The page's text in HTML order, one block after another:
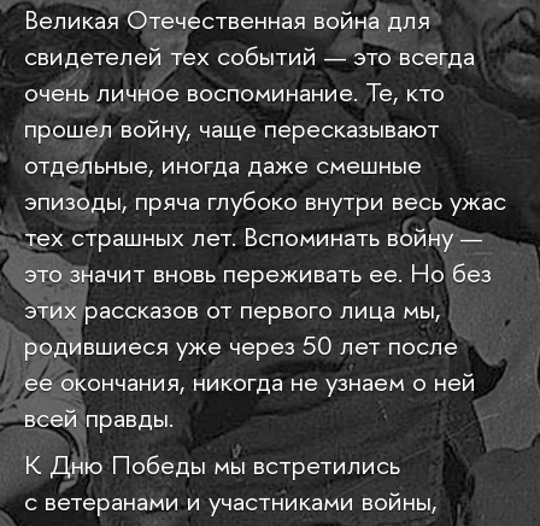
Великая Отечественная война для
свидетелей тех событий — это всегда
очень личное воспоминание. Те, кто
прошел войну, чаще пересказывают
отдельные, иногда даже смешные
эпизоды, пряча глубоко внутри весь ужас
тех страшных лет. Вспоминать войну —
это значит вновь переживать ее. Но без
этих рассказов от первого лица мы,
родившиеся уже через 50 лет после
ее окончания, никогда не узнаем о ней
всей правды.
К Дню Победы мы встретились
с ветеранами и участниками войны,